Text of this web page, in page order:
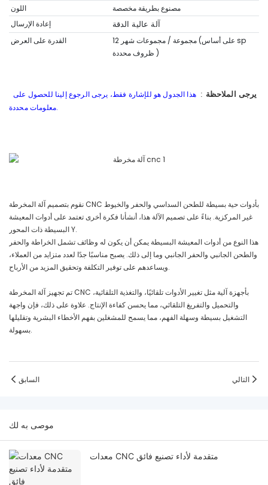
اللون
مصنوع بطريقة مخصصة
إعادة الإرسال
آلة عالية الدقة
القدرة على العرض
12 مجموعة / مجموعات شهر (على أساس sp
)
يرجى الملاحظة : هذا الجدول هو للإشارة فقط، يرجى الرجوع إلينا للحصول على
معلومات محددة.
نقوم بتصميم آلة المخرطة CNC بأدوات حية بسيطة للطحن السداسي والحفر والخيوط
غير المركزية. بناءً على تصميم الآلة هذا، أنشأنا فكرة أخرى تعتمد على أدوات المعيشة
البسيطة ذات المحور Y.
هذا النوع من أدوات المعيشة البسيطة يمكن أن يكون له وظائف تشمل الخراطة والحفر
والطحن الجانبي والحفر الجانبي وما إلى ذلك. يصبح مناسبًا جدًا لعدد متزايد من العملاء،
ويساعدهم على توفير التكلفة وتحقيق المزيد من الأرباح.
تم تجهيز آلة المخرطة CNC بأجهزة آلية مثل تغيير الأدوات تلقائيًا، والتغذية التلقائية،
والتحميل والتفريغ التلقائي، مما يحسن كفاءة الإنتاج. علاوة على ذلك، فإن واجهة
التشغيل بسيطة وسهلة الفهم، مما يسمح للمشغلين بفهم الأخطاء البشرية وتقليلها
بسهولة.
السابق التالي
موصى به لك
معدات CNC متقدمة لأداء تصنيع فائق